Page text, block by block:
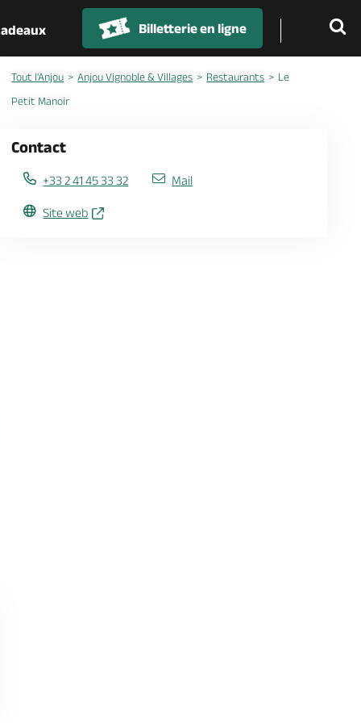
Billetterie en ligne
Tout l'Anjou Anjou Vignoble & Villages Restaurants
Le
Petit Manoir
Contact
+33 2 41 45 33 32 Mail
Site web